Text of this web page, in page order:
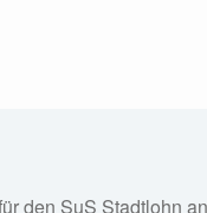
den SuS Stadtlohn